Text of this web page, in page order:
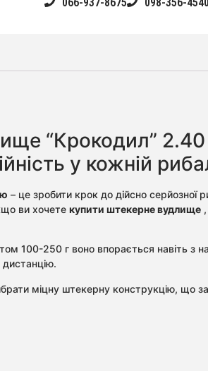
“Крокодил” 2.40
у кожній
– це зробити крок до дійсно
ви хочете купити штекерне вудлище
100-250 г воно впорається навіть
міцну штекерну конструкцію, що